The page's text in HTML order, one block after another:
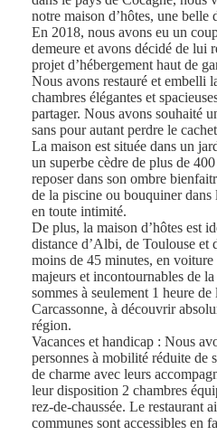
notre maison d’hôtes, une
En 2018, nous avons eu un
demeure et avons décidé de lui
projet d’hébergement haut de
Nous avons restauré et embelli
chambres élégantes et
partager. Nous avons souhaité
sans pour autant perdre le
La maison est située dans un
un superbe cèdre de plus de
reposer dans son ombre
de la piscine ou bouquiner dans
en toute intimité.
De plus, la maison d’hôtes est
distance d’Albi, de Toulouse et
moins de 45 minutes, en voiture
majeurs et incontournables de
sommes à seulement 1 heure
Carcassonne, à découvrir
région.
Vacances et handicap : Nous
personnes à mobilité réduite de
de charme avec leurs
leur disposition 2 chambres
rez-de-chaussée. Le restaurant
communes sont accessibles en